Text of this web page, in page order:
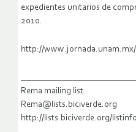
expedientes unitarios de
2010.
http://
Rema mailing list
Rema@lists.biciverde.org
http://lists.biciverde.org/